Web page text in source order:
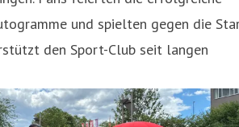
und spielten gegen die
den Sport-Club seit langen